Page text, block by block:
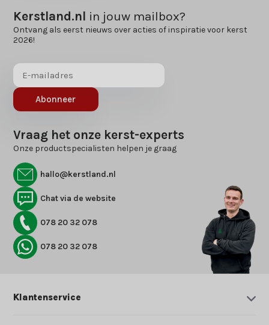
Kerstland.nl in jouw mailbox?
Ontvang als eerst nieuws over acties of inspiratie voor kerst
2026!
Abonneer
Vraag het onze kerst-experts
Onze productspecialisten helpen je graag
hallo@kerstland.nl
Chat via de website
078 20 32 078
078 20 32 078
Klantenservice